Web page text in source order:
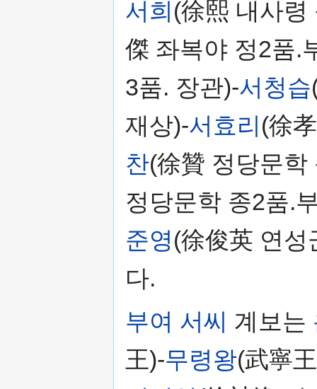
서희 (徐熙 내사령
傑 좌복야 정2품.
3품. 장관)-서청습
재상)-서효리 (徐
찬(徐贊 정당문학
정당문학 종2품.
준영(徐俊英 연
다.
부여 서씨 계보는
王)-무령왕(武寧